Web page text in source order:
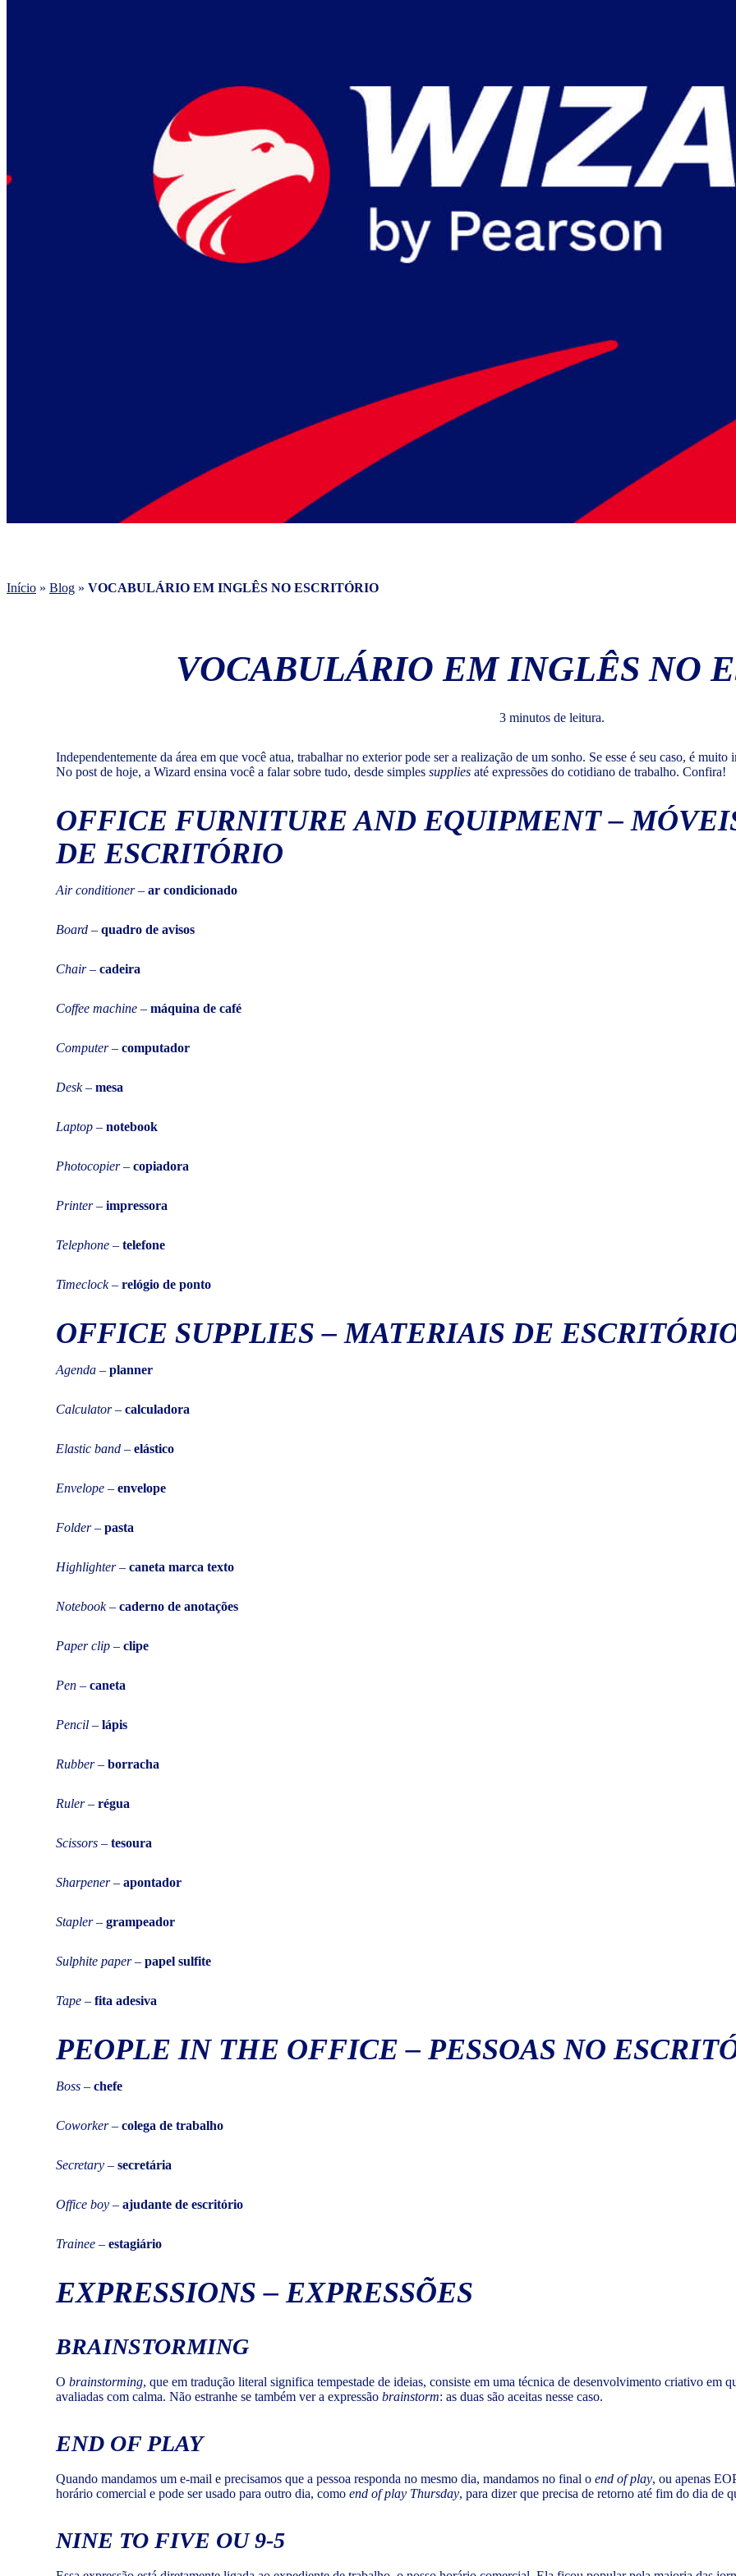
Início » Blog » VOCABULÁRIO EM INGLÊS NO ESCRITÓRIO
VOCABULÁRIO EM INGLÊS NO
3 minutos de leitura.
Independentemente da área em que você atua, trabalhar no exterior pode ser a realização de um sonho. Se esse é seu caso, é
No post de hoje, a Wizard ensina você a falar sobre tudo, desde simples supplies até expressões do cotidiano de trabalho. Confira!
OFFICE FURNITURE AND EQUIPMENT–
DE ESCRITÓRIO
Air conditioner– ar condicionado
Board – quadro de avisos
Chair– cadeira
Coffee machine – máquina de café
Computer– computador
Desk– mesa
Laptop – notebook
Photocopier– copiadora
Printer– impressora
Telephone – telefone
Timeclock– relógio de ponto
OFFICE SUPPLIES – MATERIAIS DE
Agenda – planner
Calculator– calculadora
Elastic band – elástico
Envelope – envelope
Folder– pasta
Highlighter– caneta marca texto
Notebook– caderno de anotações
Paper clip – clipe
Pen – caneta
Pencil – lápis
Rubber– borracha
Ruler– régua
Scissors – tesoura
Sharpener– apontador
Stapler– grampeador
Sulphite paper– papel sulfite
Tape – fita adesiva
PEOPLE IN THE OFFICE – PESSOAS NO
Boss – chefe
Coworker– colega de trabalho
Secretary – secretária
Office boy – ajudante de escritório
Trainee – estagiário
EXPRESSIONS – EXPRESSÕES
BRAINSTORMING
O brainstorming, que em tradução literal significa tempestade de ideias, consiste em uma técnica de desenvolvimento criativo em
avaliadas com calma. Não estranhe se também ver a expressão brainstorm: as duas são aceitas nesse caso.
END OF PLAY
Quando mandamos um e-mail e precisamos que a pessoa responda no mesmo dia, mandamos no final o end of play, ou apenas
horário comercial e pode ser usado para outro dia, como end of play Thursday, para dizer que precisa de retorno até fim do dia de
NINE TO FIVE OU 9-5